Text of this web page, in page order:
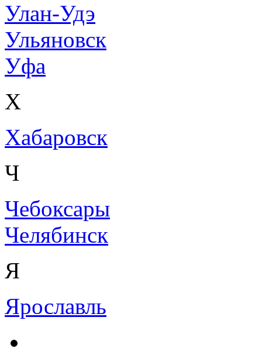
Улан-Удэ
Ульяновск
Уфа
Х
Хабаровск
Ч
Чебоксары
Челябинск
Я
Ярославль